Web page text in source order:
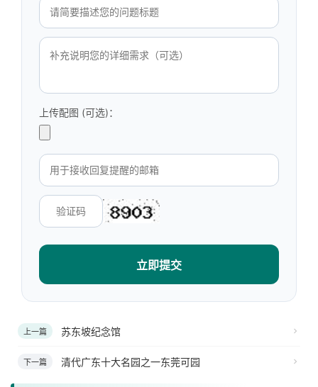
上传配图 (可选)：
立即提交
上一篇 苏东坡纪念馆
下一篇 清代广东十大名园之一东莞可园